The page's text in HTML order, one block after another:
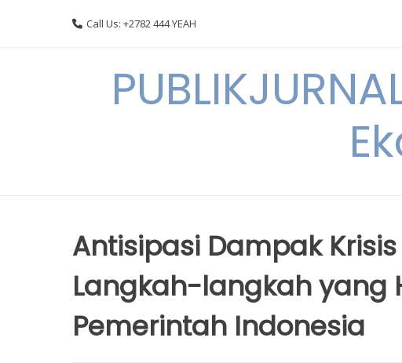
Call Us: +2782 444 YEAH
Antisipasi Dampak
Langkah-langkah yang
Pemerintah Indonesia